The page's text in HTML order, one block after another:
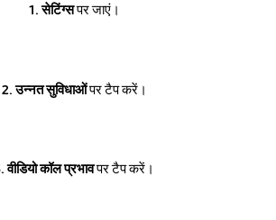
1. सेटिंग्सपर जाएं।
2. उन्नत सुविधाओंपर टैप करें।
वीडियो कॉल प्रभावपर टैप करें।